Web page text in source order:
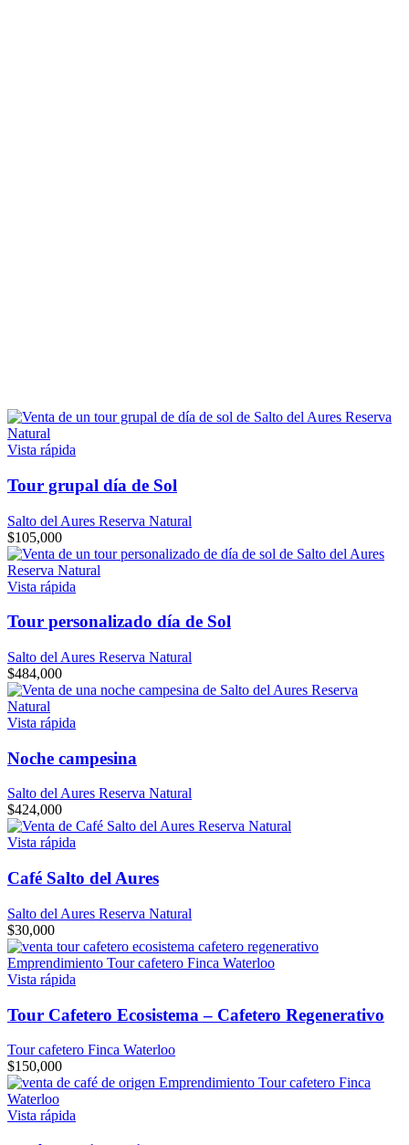
Vista rápida
Tour grupal día de Sol
Salto del Aures Reserva Natural
$105,000
Vista rápida
Tour personalizado día de Sol
Salto del Aures Reserva Natural
$484,000
Vista rápida
Noche campesina
Salto del Aures Reserva Natural
$424,000
Vista rápida
Café Salto del Aures
Salto del Aures Reserva Natural
$30,000
Vista rápida
Tour Cafetero Ecosistema – Cafetero Regenerativo
Tour cafetero Finca Waterloo
$150,000
Vista rápida